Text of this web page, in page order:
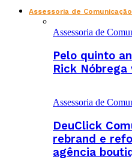
Assessoria de Comunicação
Assessoria de
Pelo quinto
Rick
Assessoria de
DeuClick
rebrand e
agência